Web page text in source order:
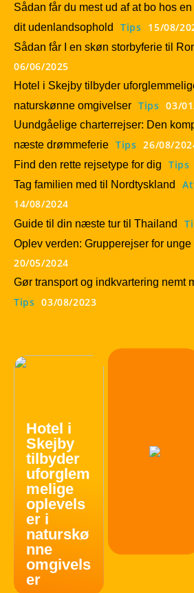
Sådan får du mest ud af at bo hos
dit udenlandsophold
Tips 15/08/
Sådan får I en skøn storbyferie til
06/06/2025
Hotel i Skejby tilbyder
naturskønne omgivelser Tips 03/
Uundgåelige charterrejser: Den
næste drømmeferie Tips 26/08/
Find den rette rejsetype for dig Tips
Tag familien med til Nordtyskland
14/08/2024
Guide til din næste tur til Thailand
Oplev verden: Grupperejser for unge
20/05/2024
Gør transport og indkvartering nemt
Tips 03/08/2023
Hotel i
Skejby
tilbyder
uforglem
melige
oplevels
er i
naturskø
nne
omgivels
er